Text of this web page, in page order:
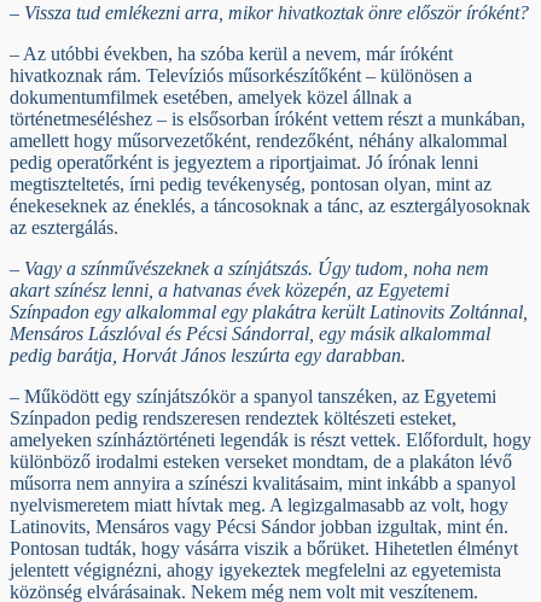
– Vissza tud emlékezni arra, mikor hivatkoztak önre először íróként?
– Az utóbbi években, ha szóba kerül a nevem, már íróként
hivatkoznak rám. Televíziós műsorkészítőként – különösen a
dokumentumfilmek esetében, amelyek közel állnak a
történetmeséléshez – is elsősorban íróként vettem részt a munkában,
amellett hogy műsorvezetőként, rendezőként, néhány alkalommal
pedig operatőrként is jegyeztem a riportjaimat. Jó írónak lenni
megtiszteltetés, írni pedig tevékenység, pontosan olyan, mint az
énekeseknek az éneklés, a táncosoknak a tánc, az esztergályosoknak
az esztergálás.
– Vagy a színművészeknek a színjátszás. Úgy tudom, noha nem
akart színész lenni, a hatvanas évek közepén, az Egyetemi
Színpadon egy alkalommal egy plakátra került Latinovits Zoltánnal,
Mensáros Lászlóval és Pécsi Sándorral, egy másik alkalommal
pedig barátja, Horvát János leszúrta egy darabban.
– Működött egy színjátszókör a spanyol tanszéken, az Egyetemi
Színpadon pedig rendszeresen rendeztek költészeti esteket,
amelyeken színháztörténeti legendák is részt vettek. Előfordult, hogy
különböző irodalmi esteken verseket mondtam, de a plakáton lévő
műsorra nem annyira a színészi kvalitásaim, mint inkább a spanyol
nyelvismeretem miatt hívtak meg. A legizgalmasabb az volt, hogy
Latinovits, Mensáros vagy Pécsi Sándor jobban izgultak, mint én.
Pontosan tudták, hogy vásárra viszik a bőrüket. Hihetetlen élményt
jelentett végignézni, ahogy igyekeztek megfelelni az egyetemista
közönség elvárásainak. Nekem még nem volt mit veszítenem.